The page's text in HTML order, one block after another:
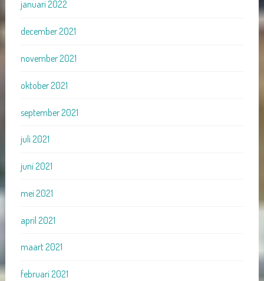
januari 2022
december 2021
november 2021
oktober 2021
september 2021
juli 2021
juni 2021
mei 2021
april 2021
maart 2021
februari 2021